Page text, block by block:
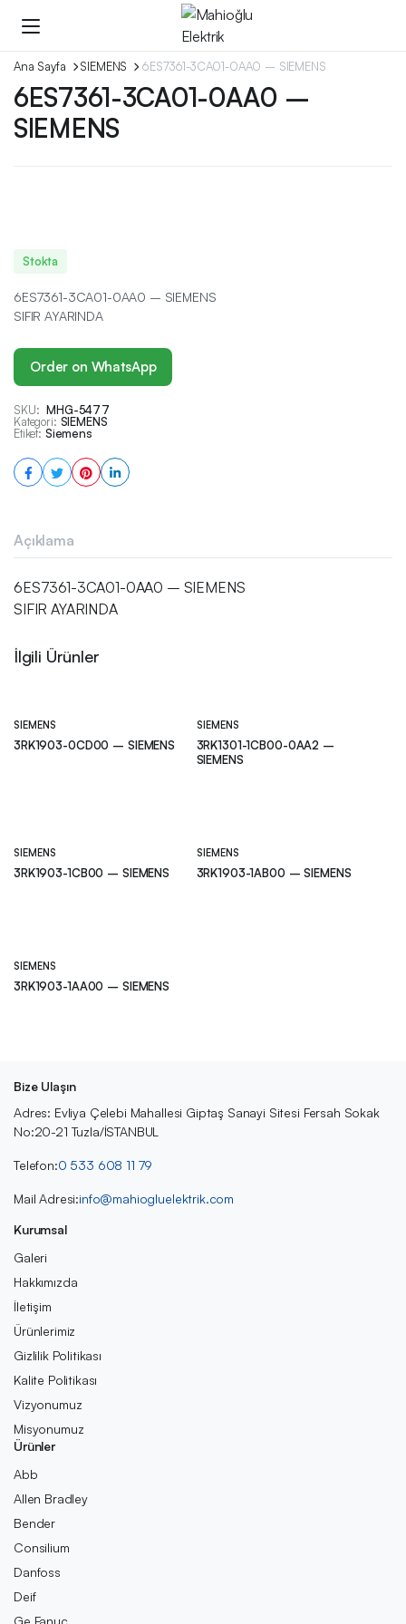
Ana Sayfa SIEMENS 6ES7361-3CA01-0AA0 – SIEMENS
6ES7361-3CA01-0AA0 –
SIEMENS
Stokta
6ES7361-3CA01-0AA0 – SIEMENS
SIFIR AYARINDA
Order on WhatsApp
SKU: MHG-5477
Kategori: SIEMENS
Etiket: Siemens
Açıklama
6ES7361-3CA01-0AA0 – SIEMENS
SIFIR AYARINDA
İlgili Ürünler
SIEMENS
3RK1903-0CD00 – SIEMENS
SIEMENS
3RK1301-1CB00-0AA2 –
SIEMENS
SIEMENS
3RK1903-1CB00 – SIEMENS
SIEMENS
3RK1903-1AB00 – SIEMENS
SIEMENS
3RK1903-1AA00 – SIEMENS
Bize Ulaşın
Adres: Evliya Çelebi Mahallesi Giptaş Sanayi Sitesi Fersah Sokak
No:20-21 Tuzla/İSTANBUL
Telefon:0 533 608 11 79
Mail Adresi:info@mahiogluelektrik.com
Kurumsal
Galeri
Hakkımızda
İletişim
Ürünlerimiz
Gizlilik Politikası
Kalite Politikası
Vizyonumuz
Misyonumuz
Ürünler
Abb
Allen Bradley
Bender
Consilium
Danfoss
Deif